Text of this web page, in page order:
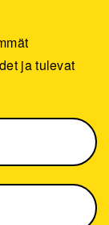
ja tulevat